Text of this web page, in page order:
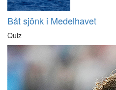
Båt sjönk i Medelhavet
Quiz